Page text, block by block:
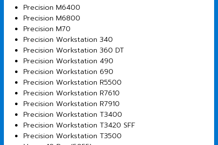
Precision M6400
Precision M6800
Precision M70
Precision Workstation 340
Precision Workstation 360 DT
Precision Workstation 490
Precision Workstation 690
Precision Workstation R5500
Precision Workstation R7610
Precision Workstation R7910
Precision Workstation T3400
Precision Workstation T3420 SFF
Precision Workstation T3500